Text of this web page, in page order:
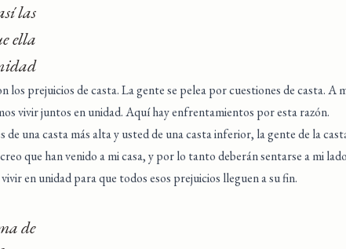
las
ella
los prejuicios de casta. La gente se pelea por cuestiones de casta.
vivir juntos en unidad. Aquí hay enfrentamientos por esta razón.
de una casta más alta y usted de una casta inferior, la gente de la
que han venido a mi casa, y por lo tanto deberán sentarse a mi
en unidad para que todos esos prejuicios lleguen a su fin.
de